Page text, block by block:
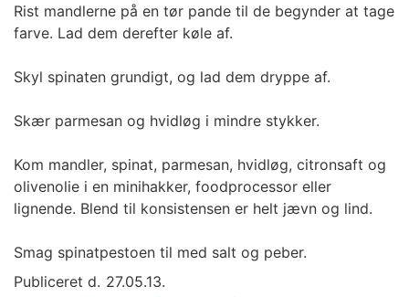
Rist mandlerne på en tør pande til de begynder at tage
farve. Lad dem derefter køle af.
Skyl spinaten grundigt, og lad dem dryppe af.
Skær parmesan og hvidløg i mindre stykker.
Kom mandler, spinat, parmesan, hvidløg, citronsaft og
olivenolie i en minihakker, foodprocessor eller
lignende. Blend til konsistensen er helt jævn og lind.
Smag spinatpestoen til med salt og peber.
Publiceret d. 27.05.13.